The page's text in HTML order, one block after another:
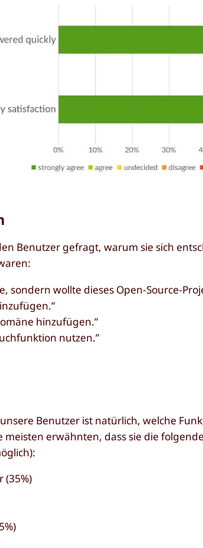
Benutzer gefragt, warum sie sich
sondern wollte dieses Open-Source-
hinzufügen.”
nutzen.”
Benutzer ist natürlich, welche
erwähnten, dass sie die
(35%)